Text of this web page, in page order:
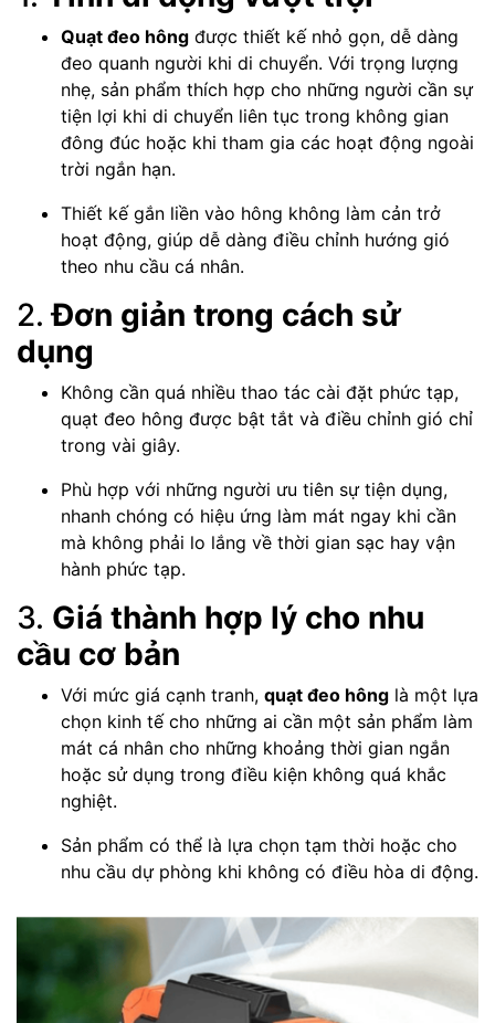
Quạt đeo hông được thiết kế nhỏ gọn, dễ dàng
đeo quanh người khi di chuyển. Với trọng lượng
nhẹ, sản phẩm thích hợp cho những người cần sự
tiện lợi khi di chuyển liên tục trong không gian
đông đúc hoặc khi tham gia các hoạt động ngoài
trời ngắn hạn.
Thiết kế gắn liền vào hông không làm cản trở
hoạt động, giúp dễ dàng điều chỉnh hướng gió
theo nhu cầu cá nhân.
2.Đơn giản trong cách sử
dụng
Không cần quá nhiều thao tác cài đặt phức tạp,
quạt đeo hông được bật tắt và điều chỉnh gió chỉ
trong vài giây.
Phù hợp với những người ưu tiên sự tiện dụng,
nhanh chóng có hiệu ứng làm mát ngay khi cần
mà không phải lo lắng về thời gian sạc hay vận
hành phức tạp.
3. Giá thành hợp lý cho nhu
cầu cơ bản
Với mức giá cạnh tranh, quạt đeo hông là một lựa
chọn kinh tế cho những ai cần một sản phẩm làm
mát cá nhân cho những khoảng thời gian ngắn
hoặc sử dụng trong điều kiện không quá khắc
nghiệt.
Sản phẩm có thể là lựa chọn tạm thời hoặc cho
nhu cầu dự phòng khi không có điều hòa di động.